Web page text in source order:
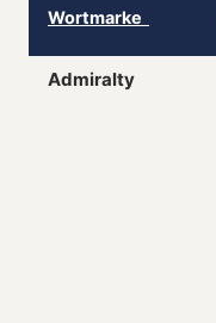
Wortmarke
Admiralty